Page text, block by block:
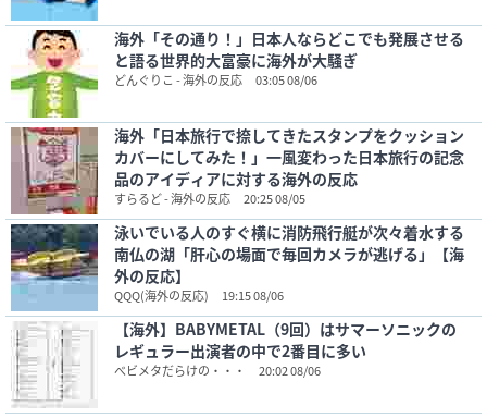
海外「その通り！」日本人ならどこでも発展させる
と語る世界的大富豪に海外が大騒ぎ
どんぐりこ - 海外の反応 03:05 08/06
海外「日本旅行で捺してきたスタンプをクッション
カバーにしてみた！」一風変わった日本旅行の記念
品のアイディアに対する海外の反応
すらるど - 海外の反応 20:25 08/05
泳いでいる人のすぐ横に消防飛行艇が次々着水する
南仏の湖「肝心の場面で毎回カメラが逃げる」【海
外の反応】
QQQ(海外の反応) 19:15 08/06
【海外】BABYMETAL（9回）はサマーソニックの
レギュラー出演者の中で2番目に多い
べビメタだらけの・・・ 20:02 08/06